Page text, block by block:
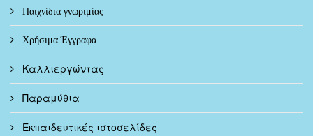
Παιχνίδια γνωριμίας
Χρήσιμα Έγγραφα
Καλλιεργώντας
Παραμύθια
Εκπαιδευτικές ιστοσελίδες